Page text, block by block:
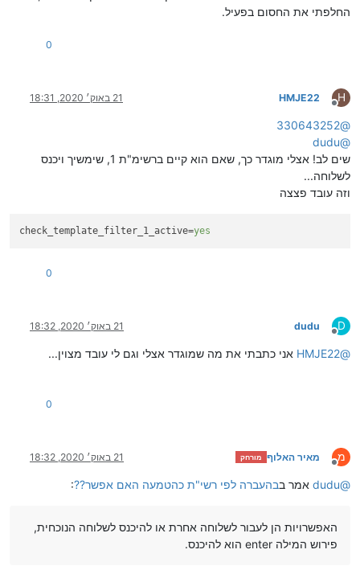
החלפתי את החסום בפעיל.
0
H
מנותק
HMJE22 21 באוק׳ 2020, 18:31
@
330643252
@
dudu
שים לב! אצלי מוגדר כך, שאם הוא קיים ברשימ"ת 1, שימשיך ויכנס
לשלוחה...
וזה עובד פצצה
check_template_filter_1_active=yes
0
D
מנותק
dudu 21 באוק׳ 2020, 18:32
@
HMJE22 אני כתבתי את מה שמוגדר אצלי וגם לי עובד מצוין...
0
מ
מנותק
מאיר האלוף מורחק 21 באוק׳ 2020, 18:32
@
dudu אמר בבהעברה לפי רשי"ת כהטמעה האם אפשר??:
האפשרויות הן לעבור לשלוחה אחרת או להיכנס לשלוחה הנוכחית,
פירוש המילה enter הוא להיכנס.